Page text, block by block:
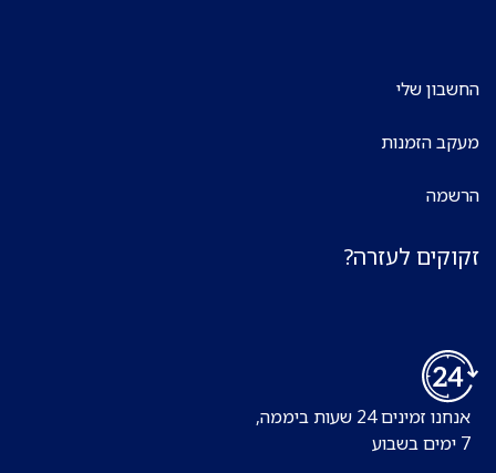
החשבון שלי
מעקב הזמנות
הרשמה
זקוקים לעזרה?
אנחנו זמינים 24 שעות ביממה,